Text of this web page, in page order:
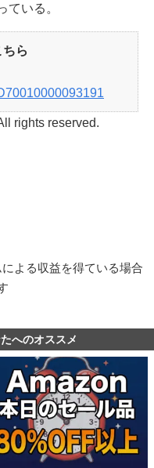
ている。
ら
rights reserved.
よる収益を得ている場合
へのオススメ